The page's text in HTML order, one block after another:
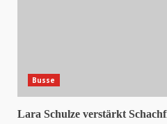
Busse
Lara Schulze verstärkt